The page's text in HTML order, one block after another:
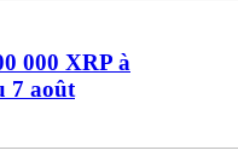
000 XRP à
7 août